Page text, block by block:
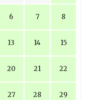
6 7 8
13 14 15
20 21 22
27 28 29